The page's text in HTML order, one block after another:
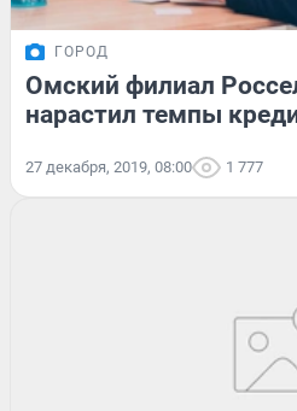
ГОРОД
Омский филиал
нарастил темпы
27 декабря, 2019, 08:00 1 777